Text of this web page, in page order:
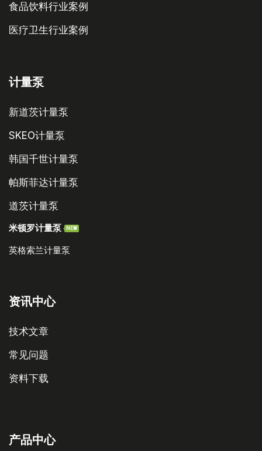
食品饮料行业案例
医疗卫生行业案例
计量泵
新道茨计量泵
SKEO计量泵
韩国千世计量泵
帕斯菲达计量泵
道茨计量泵
米顿罗计量泵 NEW
英格索兰计量泵
资讯中心
技术文章
常见问题
资料下载
产品中心